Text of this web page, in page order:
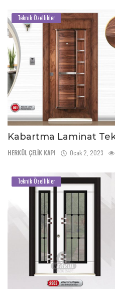
Teknik Özellikler
Kabartma Laminat
HERKÜL ÇELİK KAPI Ocak 2, 2023
Teknik Özellikler